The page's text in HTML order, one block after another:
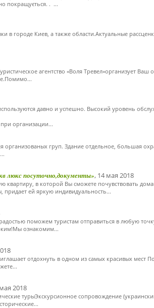
покращується. . ...
в городе Киев, а также области.Актуальные
агентство «Воля Тревел»организует Ваш
давно и успешно. Высокий уровень
организации...
груп. Здание отдельное, большая
люкс посуточно,документы», 14 мая 2018
квартиру, в которой Вы сможете почувствовать
ей яркую индивидуальность...
радостью поможем туристам отправиться в любую
ознакомим...
отдохнуть в одном из самых красивых мест
2018
турыЭкскурсионное сопровождение